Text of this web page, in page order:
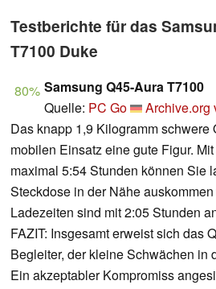
Testberichte für das
T7100 Duke
80% Samsung Q45-Aura T7100
Quelle: PC Go
Archive.org
Das knapp 1,9 Kilogramm schwere
mobilen Einsatz eine gute Figur.
maximal 5:54 Stunden können Sie
Steckdose in der Nähe
Ladezeiten sind mit 2:05 Stunden
FAZIT: Insgesamt erweist sich das
Begleiter, der kleine Schwächen in
Ein akzeptabler Kompromiss